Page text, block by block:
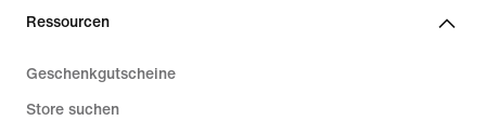
Ressourcen
Geschenkgutscheine
Store suchen